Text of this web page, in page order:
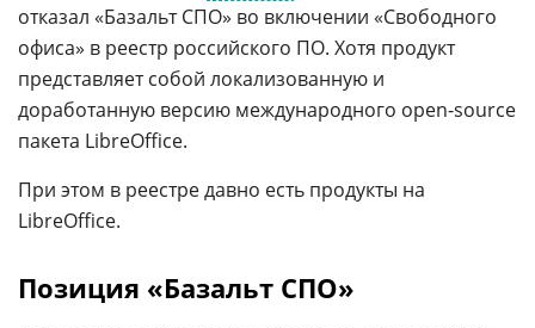
отказал «Базальт СПО» во включении «Свободного
офиса» в реестр российского ПО. Хотя продукт
представляет собой локализованную и
доработанную версию международного open-source
пакета LibreOffice.
При этом в реестре давно есть продукты на
LibreOffice.
Позиция «Базальт СПО»